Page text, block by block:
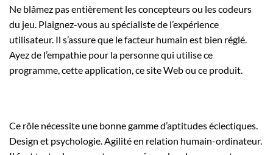
Ne blâmez pas entièrement les concepteurs ou les codeurs
du jeu. Plaignez-vous au spécialiste de l’expérience
utilisateur. Il s’assure que le facteur humain est bien réglé.
Ayez de l’empathie pour la personne qui utilise ce
programme, cette application, ce site Web ou ce produit.
Ce rôle nécessite une bonne gamme d’aptitudes éclectiques.
Design et psychologie. Agilité en relation humain-ordinateur.